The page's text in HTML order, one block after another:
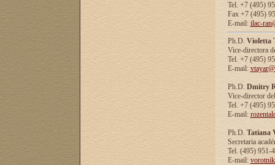
Tel. +7 (495)
Fax +7 (495)
E-mail: ilac-
Ph.D. Violetta
Vice-directora
Tel. +7 (495)
E-mail:
Ph.D. Dmitry
Vice-director
Tel. +7 (495)
E-mail:
Ph.D. Tatiana
Secretaria
Tel. (495) 951-
E-mail: